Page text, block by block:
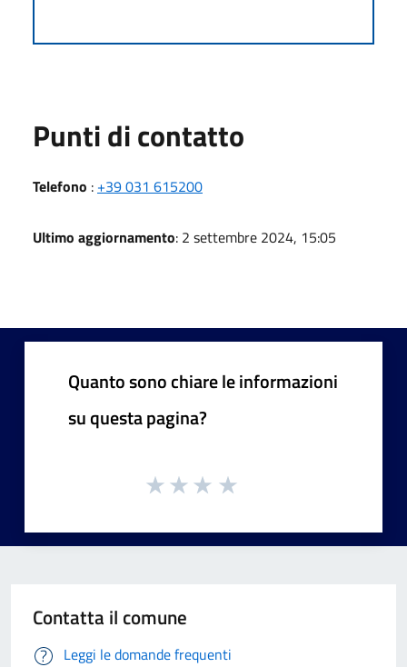
Punti di contatto
Telefono : +39 031 615200
Ultimo aggiornamento: 2 settembre 2024, 15:05
Quanto sono chiare le informazioni
su questa pagina?
Contatta il comune
Leggi le domande frequenti